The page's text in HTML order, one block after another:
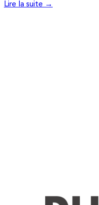
Lire la suite →